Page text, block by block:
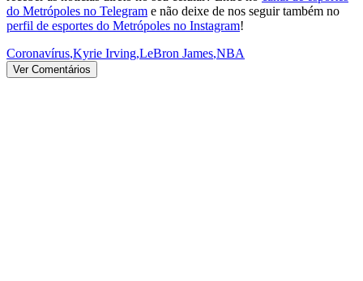
do Metrópoles no Telegram e não deixe de nos seguir também no
perfil de esportes do Metrópoles no Instagram!
Coronavírus,Kyrie Irving,LeBron James,NBA
Ver Comentários